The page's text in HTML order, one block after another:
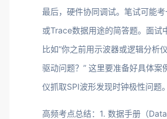
最后，硬件协同调试。笔试可能
或Trace数据用途的简答题。面试
比如“你之前用示波器或逻辑分析
驱动问题？” 这里要准备好具体案
仪抓取SPI波形发现时钟极性问题。
高频考点总结：1. 数据手册（